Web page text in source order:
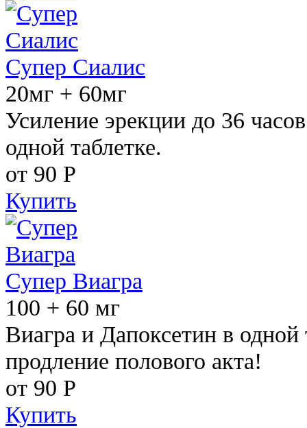
Супер Сиалис
20мг + 60мг
Усиление эрекции до 36
одной таблетке.
от 90 Р
Купить
Супер Виагра
100 + 60 мг
Виагра и Дапоксетин в одной
продление полового акта!
от 90 Р
Купить